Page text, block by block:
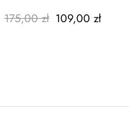
175,00 zł 109,00 zł